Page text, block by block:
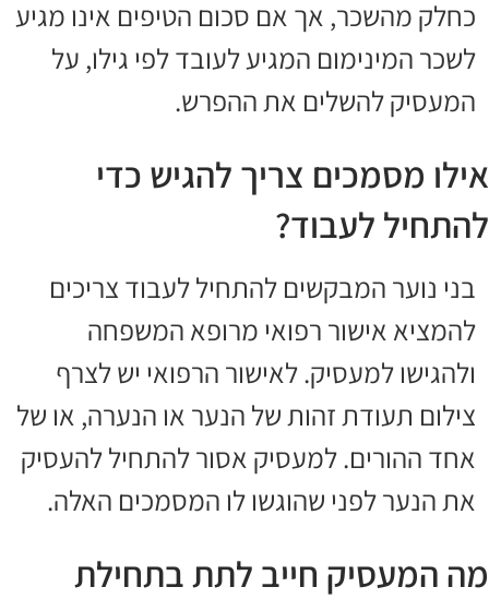
כחלק מהשכר, אך אם סכום הטיפים אינו מגיע
לשכר המינימום המגיע לעובד לפי גילו, על
המעסיק להשלים את ההפרש.
אילו מסמכים צריך להגיש כדי
להתחיל לעבוד?
בני נוער המבקשים להתחיל לעבוד צריכים
להמציא אישור רפואי מרופא המשפחה
ולהגישו למעסיק. לאישור הרפואי יש לצרף
צילום תעודת זהות של הנער או הנערה, או של
אחד ההורים. למעסיק אסור להתחיל להעסיק
את הנער לפני שהוגשו לו המסמכים האלה.
מה המעסיק חייב לתת בתחילת